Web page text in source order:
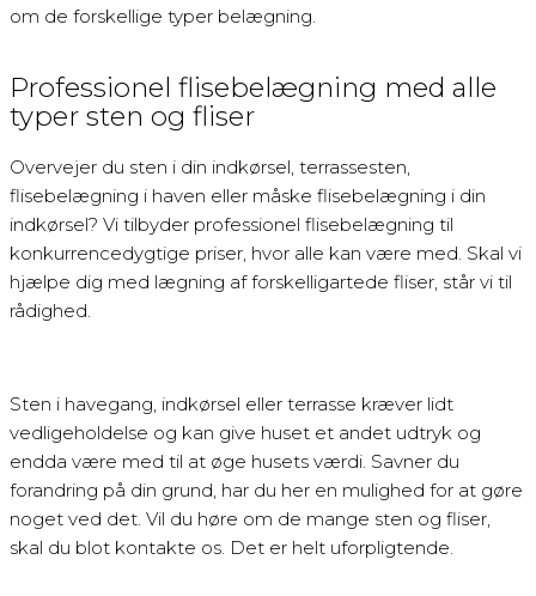
om de forskellige typer belægning.
Professionel flisebelægning med alle
typer sten og fliser
Overvejer du sten i din indkørsel, terrassesten,
flisebelægning i haven eller måske flisebelægning i din
indkørsel? Vi tilbyder professionel flisebelægning til
konkurrencedygtige priser, hvor alle kan være med. Skal vi
hjælpe dig med lægning af forskelligartede fliser, står vi til
rådighed.
Sten i havegang, indkørsel eller terrasse kræver lidt
vedligeholdelse og kan give huset et andet udtryk og
endda være med til at øge husets værdi. Savner du
forandring på din grund, har du her en mulighed for at gøre
noget ved det. Vil du høre om de mange sten og fliser,
skal du blot kontakte os. Det er helt uforpligtende.